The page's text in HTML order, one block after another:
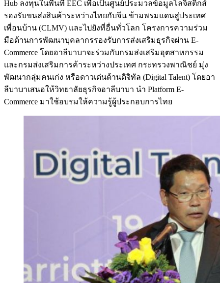
Hub ลงทุนในพื้นที่ EEC เพื่อเป็นศูนย์ประมวลข้อมูลโลจิสติกส์
รองรับขนส่งสินค้าระหว่างไทยกับจีน ข้ามพรมแดนสู่ประเทศ
เพื่อนบ้าน (CLMV) และไปยังที่อื่นทั่วโลก โครงการความร่วม
มือด้านการพัฒนาบุคลากรรองรับการส่งเสริมธุรกิจผ่าน E-
Commerce โดยอาลีบาบาจะร่วมกับกรมส่งเสริมอุตสาหกรรม
และกรมส่งเสริมการค้าระหว่างประเทศ กระทรวงพาณิชย์ มุ่ง
พัฒนากลุ่มคนเก่ง หรือดาวเด่นด้านดิจิทัล (Digital Talent) โดยอา
ลีบาบาเสนอให้วิทยาลัยธุรกิจอาลีบาบา นำ Platform E-
Commerce มาใช้อบรมให้ความรู้ผู้ประกอบการไทย